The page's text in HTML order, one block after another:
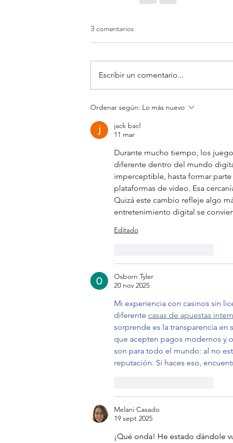
3 comentarios
Escribir un comentario...
Ordenar según: Lo más nuevo
jack bacl
11 mar
Durante mucho tiempo, los
diferente dentro del mundo
imperceptible, hasta formar
plataformas de video. Esa
Quizá este cambio refleje algo
entretenimiento digital se
Editado
Osborn Tyler
20 nov 2025
Mi experiencia con casinos sin
diferente casas de apuestas
sorprende es la transparencia
que acepten pagos modernos y
son para todo el mundo: al no
reputación. Si haces eso,
Melani Casado
19 sept 2025
¡Qué onda! He estado dándole